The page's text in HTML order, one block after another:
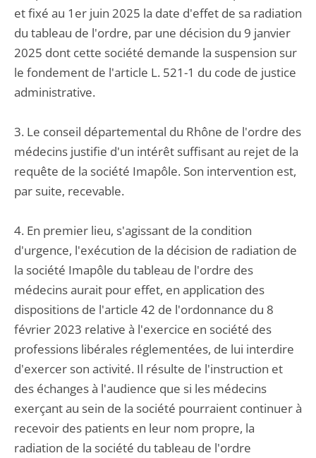
et fixé au 1er juin 2025 la date d'effet de sa radiation
du tableau de l'ordre, par une décision du 9 janvier
2025 dont cette société demande la suspension sur
le fondement de l'article L. 521-1 du code de justice
administrative.
3. Le conseil départemental du Rhône de l'ordre des
médecins justifie d'un intérêt suffisant au rejet de la
requête de la société Imapôle. Son intervention est,
par suite, recevable.
4. En premier lieu, s'agissant de la condition
d'urgence, l'exécution de la décision de radiation de
la société Imapôle du tableau de l'ordre des
médecins aurait pour effet, en application des
dispositions de l'article 42 de l'ordonnance du 8
février 2023 relative à l'exercice en société des
professions libérales réglementées, de lui interdire
d'exercer son activité. Il résulte de l'instruction et
des échanges à l'audience que si les médecins
exerçant au sein de la société pourraient continuer à
recevoir des patients en leur nom propre, la
radiation de la société du tableau de l'ordre